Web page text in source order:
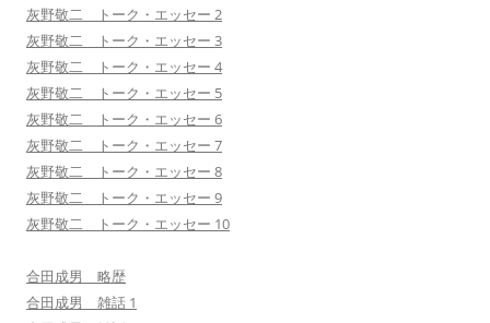
灰野敬二 トーク・エッセー 2
灰野敬二 トーク・エッセー 3
灰野敬二 トーク・エッセー 4
灰野敬二 トーク・エッセー 5
灰野敬二 トーク・エッセー 6
灰野敬二 トーク・エッセー 7
灰野敬二 トーク・エッセー 8
灰野敬二 トーク・エッセー 9
灰野敬二 トーク・エッセー 10
合田成男 略歴
合田成男 雑話 1